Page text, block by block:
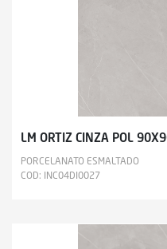
LM ORTIZ CINZA POL
PORCELANATO ESMALTADO
COD: INC04DI0027